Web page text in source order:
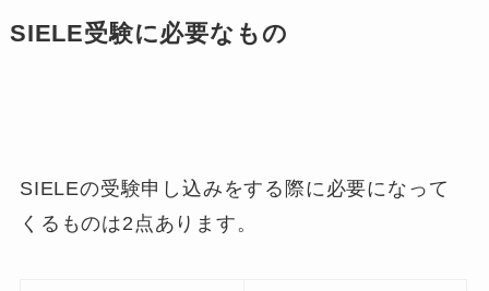
SIELE受験に必要なもの
SIELEの受験申し込みをする際に必要になって
くるものは2点あります。